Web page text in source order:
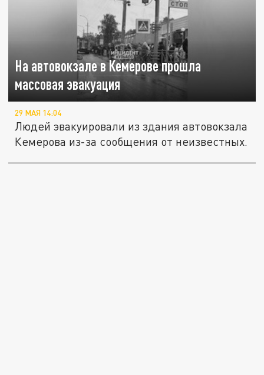
На автовокзале в Кемерове прошла
массовая эвакуация
29 МАЯ 14:04
Людей эвакуировали из здания автовокзала
Кемерова из-за сообщения от неизвестных.